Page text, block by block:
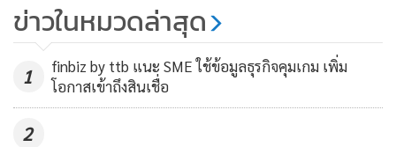
246
ข่าวในหมวดล่าสุด
1
finbiz by ttb แนะ SME ใช้ข้อมูลธุรกิจคุมเกม เพิ่ม
โอกาสเข้าถึงสินเชื่อ
2